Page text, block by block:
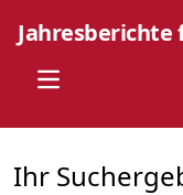
Jahresberichte
Open main menu
Ihr